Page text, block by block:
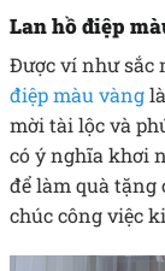
Lan hồ điệp
Được ví như sắc
điệp màu vàng
mời tài lộc và
có ý nghĩa khơi
để làm quà tặng
chúc công việc